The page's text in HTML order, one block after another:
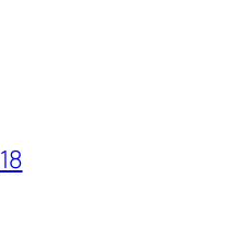
18 فبراير، 2026